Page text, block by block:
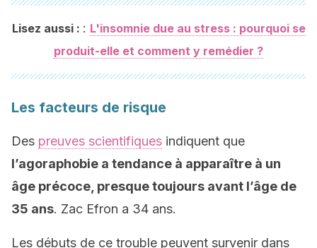
Lisez aussi : : L'insomnie due au stress : pourquoi se
produit-elle et comment y remédier ?
Les facteurs de risque
Des preuves scientifiques indiquent que
l’agoraphobie a tendance à apparaître à un
âge précoce, presque toujours avant l’âge de
35 ans. Zac Efron a 34 ans.
Les débuts de ce trouble peuvent survenir dans